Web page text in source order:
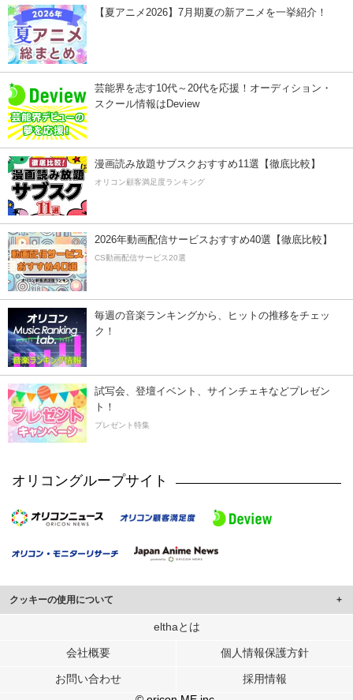
【夏アニメ2026】7月期夏の新アニメを一挙紹介！
芸能界を志す10代～20代を応援！オーディション・
スクール情報はDeview
漫画読み放題サブスクおすすめ11選【徹底比較】
オリコン顧客満足度ランキング
2026年動画配信サービスおすすめ40選【徹底比較】
CS動画配信サービス20選
毎週の音楽ランキングから、ヒットの推移をチェッ
ク！
試写会、登壇イベント、サインチェキなどプレゼン
ト！
プレゼント特集
オリコングループサイト
クッキーの使用について
このサイトでは Cookie を使用して、ユーザーに合わせたコンテンツや広告の
行っています。
メディアや広告配信、データ解析の各パートナーに提供しています。
各パートナーは、この情報とユーザーが各パートナーに提供した他の情報や、
elthaとは
会社概要 個人情報保護方針
お問い合わせ
採用情報